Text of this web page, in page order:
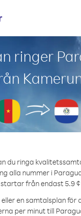
ringer
du ringa
alla nummer i
från endast 5.9
en samtalsplan för
per minut till